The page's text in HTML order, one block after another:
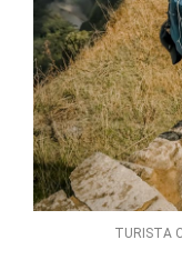
TURISTA